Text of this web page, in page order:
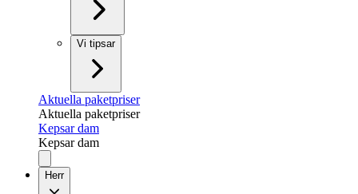
Vi tipsar
Aktuella paketpriser
Aktuella paketpriser
Kepsar dam
Kepsar dam
Herr